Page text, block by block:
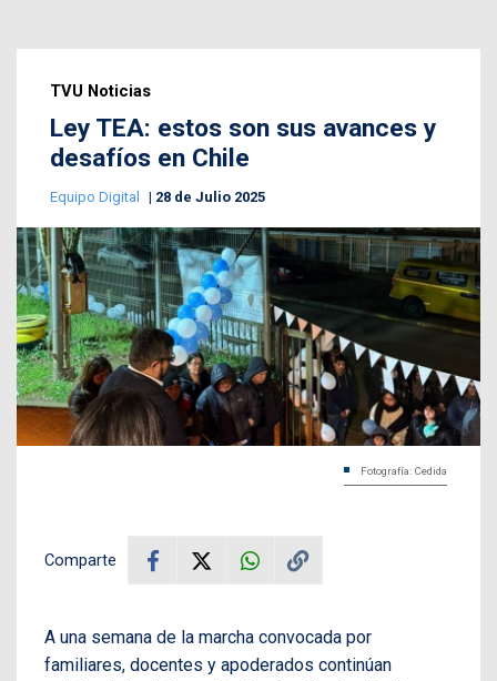
TVU Noticias
Ley TEA: estos son sus avances y
desafíos en Chile
Equipo Digital 28 de Julio 2025
Fotografía: Cedida
Comparte
A una semana de la marcha convocada por
familiares, docentes y apoderados continúan